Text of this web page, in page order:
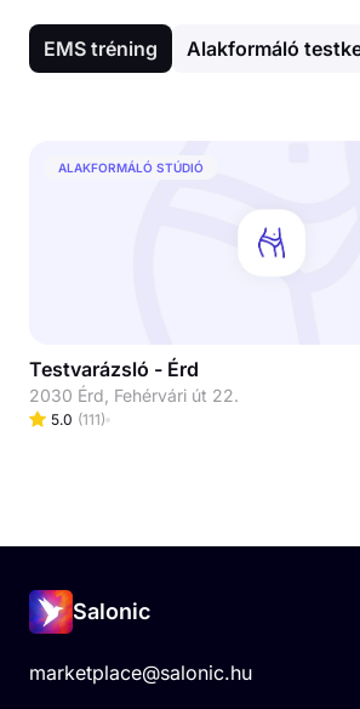
EMS tréning Alakformáló
ALAKFORMÁLÓ STÚDIÓ
Testvarázsló - Érd
2030 Érd, Fehérvári út 22.
5.0 (111)
Salonic
marketplace@salonic.hu